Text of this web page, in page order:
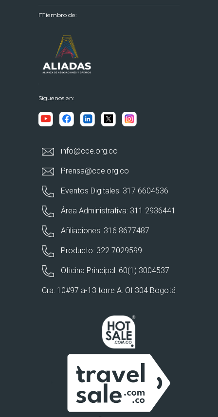
Miembro de:
Síguenos en:
info@cce.org.co
Prensa@cce.org.co
Eventos Digitales: 317 6604536
Área Administrativa: 311 2936441
Afiliaciones: 316 8677487
Producto: 322 7029599
Oficina Principal: 60(1) 3004537
Cra. 10#97 a-13 torre A. Of 304 Bogotá